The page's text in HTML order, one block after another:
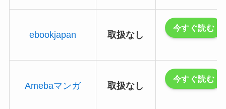
ebookjapan 取扱なし
今すぐ読む
Amebaマンガ 取扱なし
今すぐ読む